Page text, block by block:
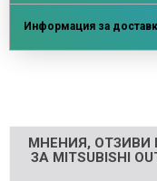
Информация за
МНЕНИЯ,
ЗА MITSUBISHI